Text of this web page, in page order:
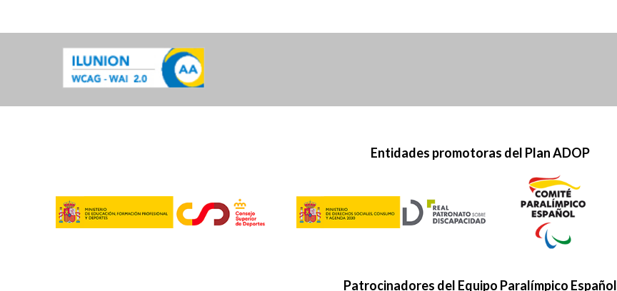
Entidades promotoras del Plan ADOP
Patrocinadores del Equipo Paralímpico Español